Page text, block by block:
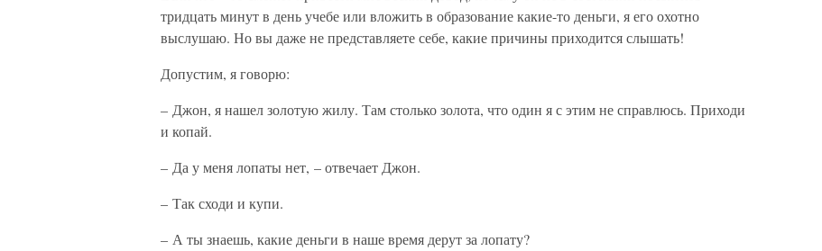
тридцать минут в день учебе или вложить в образование какие-то деньги, я его охотно
выслушаю. Но вы даже не представляете себе, какие причины приходится слышать!
Допустим, я говорю:
– Джон, я нашел золотую жилу. Там столько золота, что один я с этим не справлюсь. Приходи
и копай.
– Да у меня лопаты нет, – отвечает Джон.
– Так сходи и купи.
– А ты знаешь, какие деньги в наше время дерут за лопату?